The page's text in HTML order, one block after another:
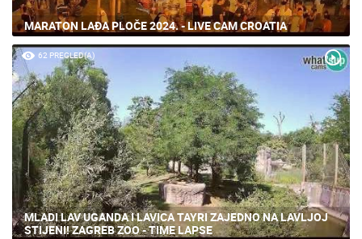
MARATON LAĐA PLOČE 2024. - LIVE CAM CROATIA
62 PREGLED(A)
MLADI LAV UGANDA I LAVICA TAYRI ZAJEDNO NA LAVLJOJ
STIJENI! ZAGREB ZOO - TIME LAPSE